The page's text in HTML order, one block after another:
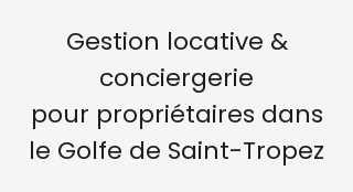
Gestion locative &
conciergerie
pour propriétaires dans
le Golfe de Saint-Tropez